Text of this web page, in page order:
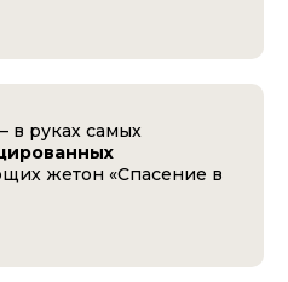
в руках самых
жетон «Спасение в